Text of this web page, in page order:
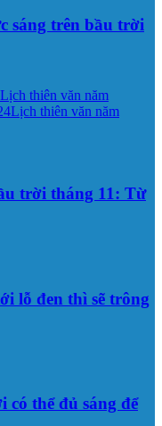
sáng trên bầu trời
Lịch thiên văn năm
Lịch thiên văn năm
trời tháng 11: Từ
lỗ đen thì sẽ trông
có thể đủ sáng để